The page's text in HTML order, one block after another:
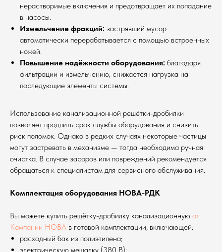
нерастворимые включения и предотвращает их попадание
в насосы.
Измельчение фракций: застрявший мусор
автоматически перерабатывается с помощью встроенных
ножей.
Повышение надёжности оборудования: благодаря
фильтрации и измельчению, снижается нагрузка на
последующие элементы системы.
Использование канализационной решётки-дробилки
позволяет продлить срок службы оборудования и снизить
риск поломок. Однако в редких случаях некоторые частицы
могут застревать в механизме — тогда необходима ручная
очистка. В случае засоров или повреждений рекомендуется
обращаться к специалистам для сервисного обслуживания.
Комплектация оборудования НОВА-РДК
Вы можете купить решётку-дробилку канализационную от
Компании НОВА в готовой комплектации, включающей:
расходный бак из полиэтилена;
электрическую мешалку (380 В);